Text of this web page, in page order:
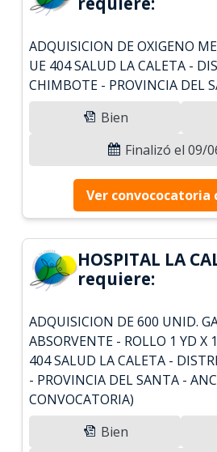
ADQUISICION DE OXIGENO
UE 404 SALUD LA CALETA -
CHIMBOTE - PROVINCIA DEL
Bien
Finalizó el 09/
Ver convococatoria
HOSPITAL LA
requiere:
ADQUISICION DE 600 UNID.
ABSORVENTE - ROLLO 1 YD X
404 SALUD LA CALETA -
- PROVINCIA DEL SANTA -
CONVOCATORIA)
Bien